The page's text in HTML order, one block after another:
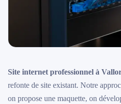
Site internet professionnel à
refonte de site existant. Notre
on propose une maquette, on